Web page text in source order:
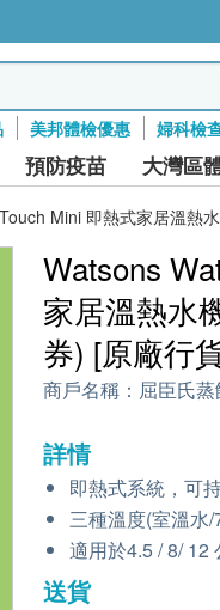
美邦體檢優惠 婦科檢
預防疫苗 大灣區
Mini 即熱式家居溫熱
Watsons
家居溫熱水
券) [原廠行
商戶名稱： 屈臣氏蒸
詳情
即熱式系統，可
三種溫度(室溫水/
適用於4.5 / 8/ 12
送貨